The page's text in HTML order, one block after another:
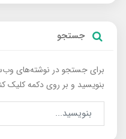
جستجو
برای جستجو در نوشته‌های
بنویسید و بر روی دکمه کلیک